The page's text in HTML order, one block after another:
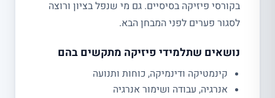
בקורסי פיזיקה בסיסיים. גם מי שנפל בציון ורוצה
לסגור פערים לפני המבחן הבא.
נושאים שתלמידי פיזיקה מתקשים בהם
קינמטיקה ודינמיקה, כוחות ותנועה
אנרגיה, עבודה ושימור אנרגיה